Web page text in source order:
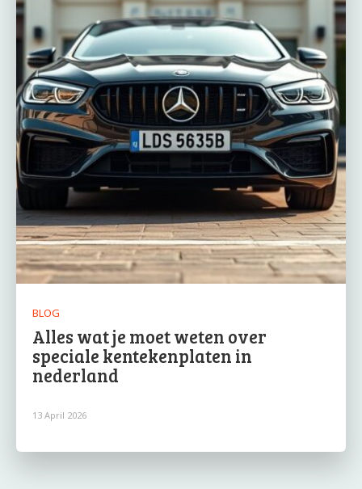
BLOG
Alles wat je moet weten over
speciale kentekenplaten in
nederland
13 April 2026